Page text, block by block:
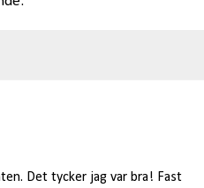
Det tycker jag var bra! Fast